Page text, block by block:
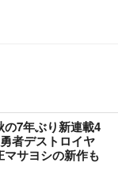
の7年ぶり新連載4
者デストロイヤ
サヨシの新作も